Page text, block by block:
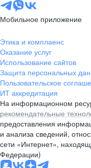
Мобильное приложение
Этика и комплаенс
Оказание услуг
Использование сайтов
Защита персональных
Пользовательское
ИТ аккредитация
На информационном
рекомендательные
предоставления
и анализа сведений,
сети «Интернет»,
Федерации)